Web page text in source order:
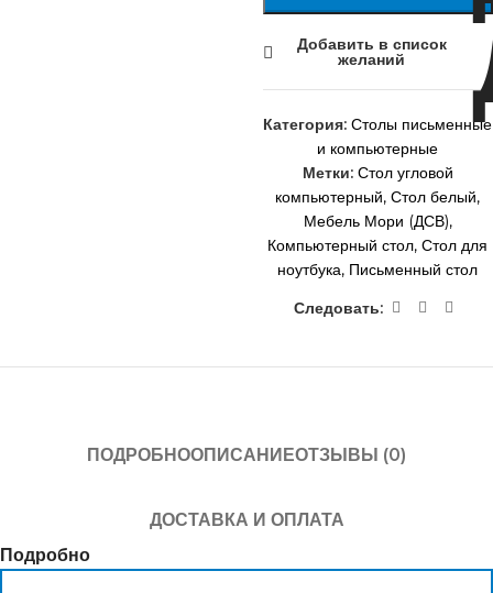
Добавить в список
желаний
Категория: Столы письменные
и компьютерные
Метки: Стол угловой
компьютерный, Стол белый,
Мебель Мори (ДСВ),
Компьютерный стол, Стол для
ноутбука, Письменный стол
Следовать:
ПОДРОБНООПИСАНИЕОТЗЫВЫ (0)
ДОСТАВКА И ОПЛАТА
Подробно